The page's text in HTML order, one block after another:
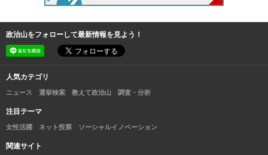
政治山をフォローして最新情報を見よう！
人気カテゴリ
ニュース 選挙検索 教えて政治山 調査・分析
注目テーマ
女性活躍 ネット投票 ソーシャルイノベーション
関連サイト